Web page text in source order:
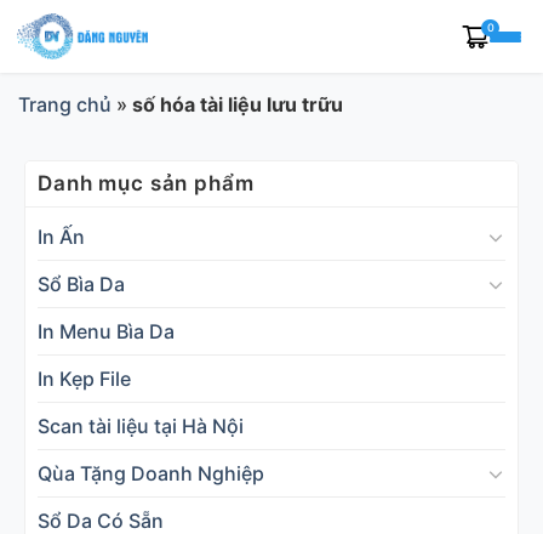
Skip
to
0
Trang chủ » số hóa tài liệu lưu trữu
Danh mục sản phẩm
In Ấn
Sổ Bìa Da
In Menu Bìa Da
In Kẹp File
Scan tài liệu tại Hà Nội
Qùa Tặng Doanh Nghiệp
Sổ Da Có Sẵn